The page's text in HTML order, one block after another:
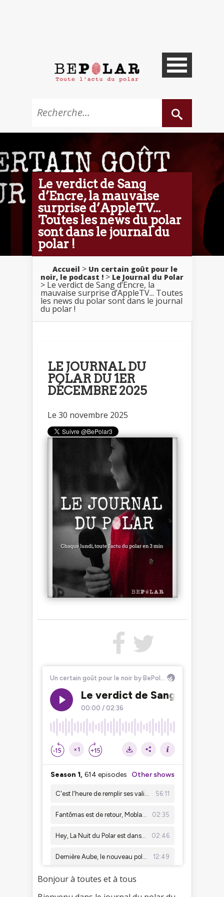
Le verdict de Sang
d’Encre, la mauvaise
surprise d’AppleTV...
Toutes les news du polar
sont dans le journal du
polar !
Accueil > Un certain goût pour le
noir, le podcast ! > Le Journal du Polar
> Le verdict de Sang d’Encre, la
mauvaise surprise d’AppleTV... Toutes
les news du polar sont dans le journal
du polar !
LE JOURNAL DU
POLAR DU 1ER
DÉCEMBRE 2025
Le 30 novembre 2025
Bonjour à toutes et à tous